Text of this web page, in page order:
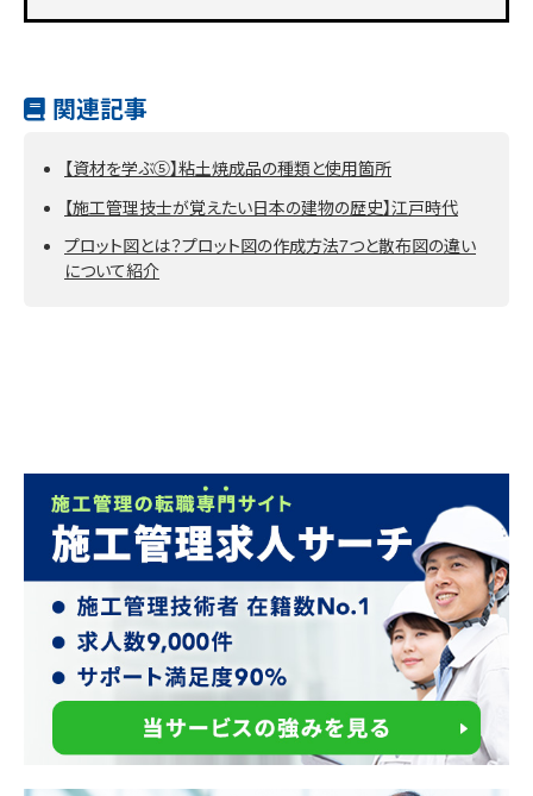
関連記事
【資材を学ぶ⑤】粘土焼成品の種類と使用箇所
【施工管理技士が覚えたい日本の建物の歴史】江戸時代
プロット図とは？プロット図の作成方法7つと散布図の違い
について紹介